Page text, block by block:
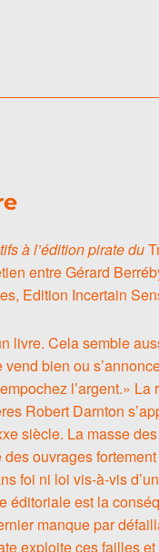
à l’édition pirate du
entre Gérard
Edition Incertain
livre. Cela semble
bien ou
l’argent.»
Robert Darnton
siècle. La masse
des ouvrages
foi ni loi vis-à-vis
éditoriale est la
manque par
exploite ces failles